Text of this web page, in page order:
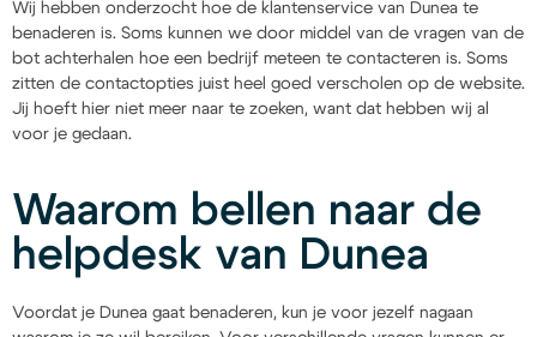
Wij hebben onderzocht hoe de klantenservice van Dunea te
benaderen is. Soms kunnen we door middel van de vragen van de
bot achterhalen hoe een bedrijf meteen te contacteren is. Soms
zitten de contactopties juist heel goed verscholen op de website.
Jij hoeft hier niet meer naar te zoeken, want dat hebben wij al
voor je gedaan.
Waarom bellen naar de
helpdesk van Dunea
Voordat je Dunea gaat benaderen, kun je voor jezelf nagaan